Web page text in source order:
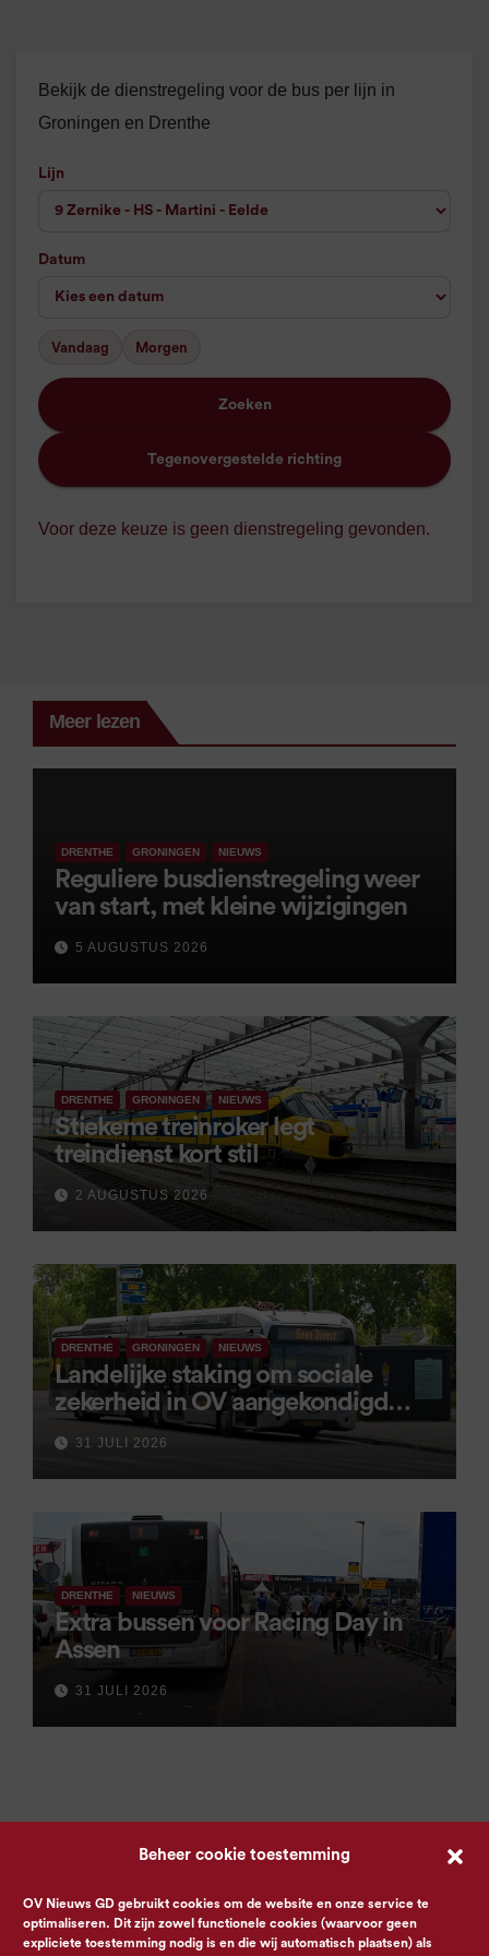
Beheer cookie toestemming
OV Nieuws GD gebruikt cookies om de website en onze service te
optimaliseren. Dit zijn zowel functionele cookies (waarvoor geen
expliciete toestemming nodig is en die wij automatisch plaatsen) als
Bekijk de dienstregeling voor de bus per lijn in
Groningen en Drenthe
Lijn
Datum
Vandaag Morgen
Zoeken
Tegenovergestelde richting
Voor deze keuze is geen dienstregeling gevonden.
Meer lezen
DRENTHE GRONINGEN NIEUWS
Reguliere busdienstregeling weer
van start, met kleine wijzigingen
5 AUGUSTUS 2026
DRENTHE GRONINGEN NIEUWS
Stiekeme treinroker legt
treindienst kort stil
2 AUGUSTUS 2026
DRENTHE GRONINGEN NIEUWS
Landelijke staking om sociale
zekerheid in OV aangekondigd
voor 9 september
31 JULI 2026
DRENTHE NIEUWS
Extra bussen voor Racing Day in
Assen
31 JULI 2026